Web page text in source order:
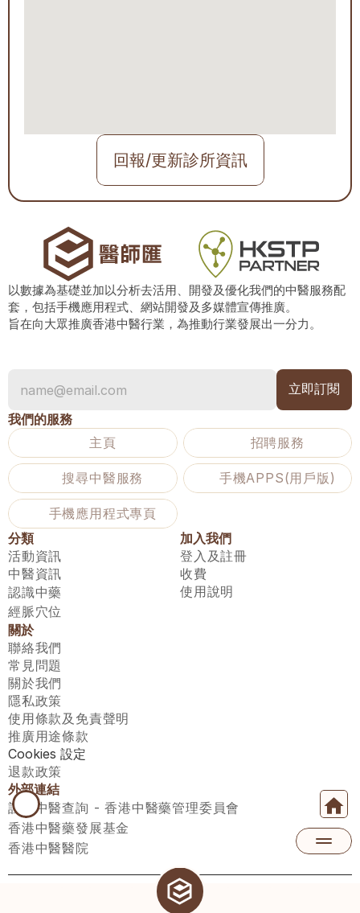
回報/更新診所資訊
以數據為基礎並加以分析去活用、開發及優化我們的中醫服務配
套，包括手機應用程式、網站開發及多媒體宣傳推廣。
旨在向大眾推廣香港中醫行業，為推動行業發展出一分力。
我們的服務
主頁
招聘服務
搜尋中醫服務 手機APPS(用戶版)
手機應用程式專頁
分類
活動資訊
中醫資訊
認識中藥
經脈穴位
加入我們
登入及註冊
收費
使用說明
關於
聯絡我們
常見問題
關於我們
隱私政策
使用條款及免責聲明
推廣用途條款
Cookies 設定
退款政策
外部連結
註冊中醫查詢 - 香港中醫藥管理委員會
香港中醫藥發展基金
香港中醫醫院
醫師匯有限公司 ECWAY LIMITED Copyright 2026© All rights